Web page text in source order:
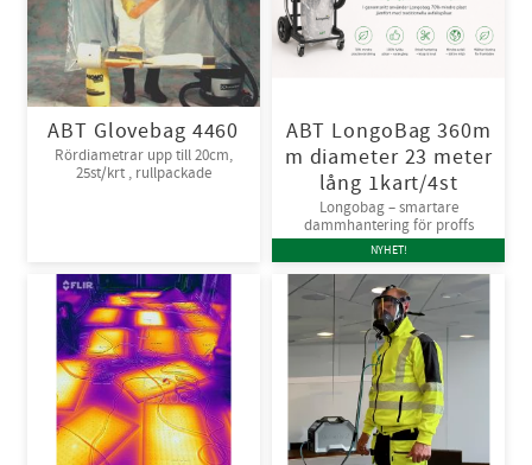
ABT Glovebag 4460
Rördiametrar upp till 20cm,
25st/krt , rullpackade
ABT LongoBag 360m
m diameter 23 meter
lång 1kart/4st
Longobag – smartare
dammhantering för proffs
NYHET!